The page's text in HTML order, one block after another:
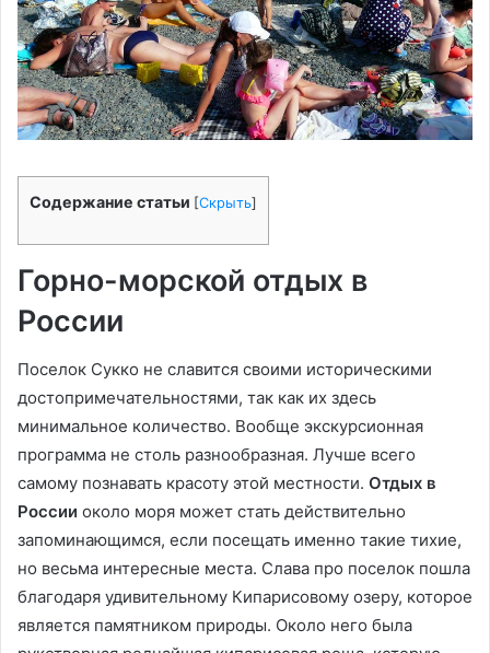
Содержание статьи [Скрыть]
Горно-морской отдых в
России
Поселок Сукко не славится своими историческими
достопримечательностями, так как их здесь
минимальное количество. Вообще экскурсионная
программа не столь разнообразная. Лучше всего
самому познавать красоту этой местности. Отдых в
России около моря может стать действительно
запоминающимся, если посещать именно такие тихие,
но весьма интересные места. Слава про поселок пошла
благодаря удивительному Кипарисовому озеру, которое
является памятником природы. Около него была